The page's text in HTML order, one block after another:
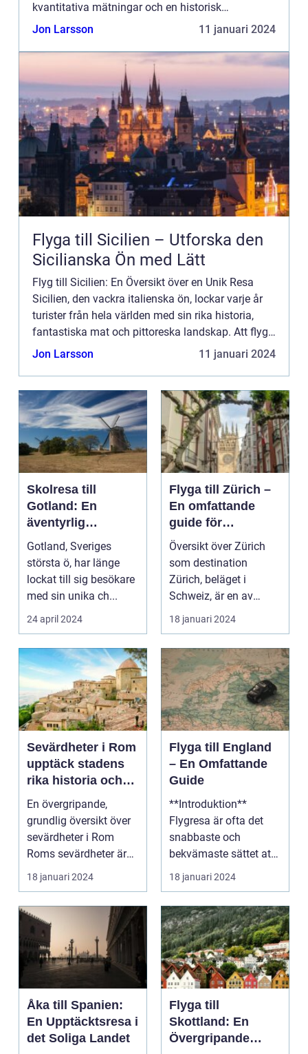
kvantitativa mätningar och en historisk
genomgång av för- och nackdelarna med olika
Jon Larsson 11 januari 2024
Flyga till Sicilien – Utforska den
Sicilianska Ön med Lätt
Flyg till Sicilien: En Översikt över en Unik Resa
Sicilien, den vackra italienska ön, lockar varje år
turister från hela världen med sin rika historia,
fantastiska mat och pittoreska landskap. Att flyga
till Sicilien är det perfekta sättet att påbörj...
Jon Larsson 11 januari 2024
Skolresa till
Gotland: En
äventyrlig
upptäcktsfärd
Gotland, Sveriges
största ö, har länge
lockat till sig besökare
med sin unika ch...
24 april 2024
Flyga till Zürich –
En omfattande
guide för
resenärer
Översikt över Zürich
som destination
Zürich, beläget i
Schweiz, är en av
Europas mest
populära dest...
18 januari 2024
Sevärdheter i Rom
upptäck stadens
rika historia och
kulturella skatter
En övergripande,
grundlig översikt över
sevärdheter i Rom
Roms sevärdheter är
känt över hela världe...
18 januari 2024
Flyga till England
– En Omfattande
Guide
**Introduktion**
Flygresa är ofta det
snabbaste och
bekvämaste sättet att
resa till England från
ol...
18 januari 2024
Åka till Spanien:
En Upptäcktsresa i
det Soliga Landet
Flyga till
Skottland: En
Övergripande